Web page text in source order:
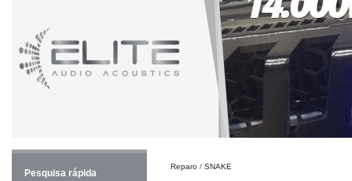
Pesquisa rápida
Reparo / SNAKE